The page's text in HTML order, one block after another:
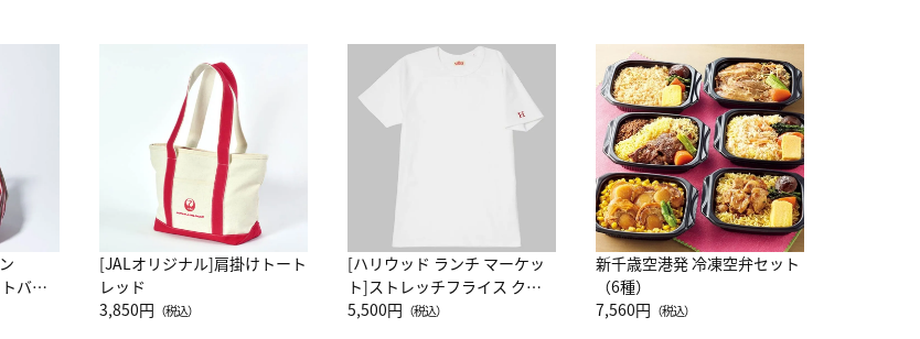
バッ
[JALオリジナル]肩掛けトート
レッド
3,850円 （税込）
[ハリウッド ランチ マーケッ
ト]ストレッチフライス クル
ーネック別注半袖Ｔシャツ
5,500円 （税込）
新千歳空港発 冷凍空弁セット
（6種）
7,560円 （税込）